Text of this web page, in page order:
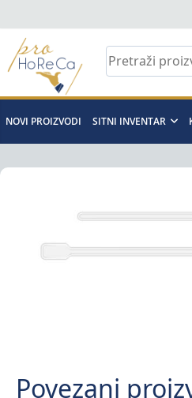
to
content
Pro
Horeca
d.o.o
NOVI PROIZVODI SITNI INVENTAR
Povezani